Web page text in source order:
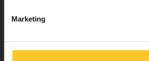
Marketing